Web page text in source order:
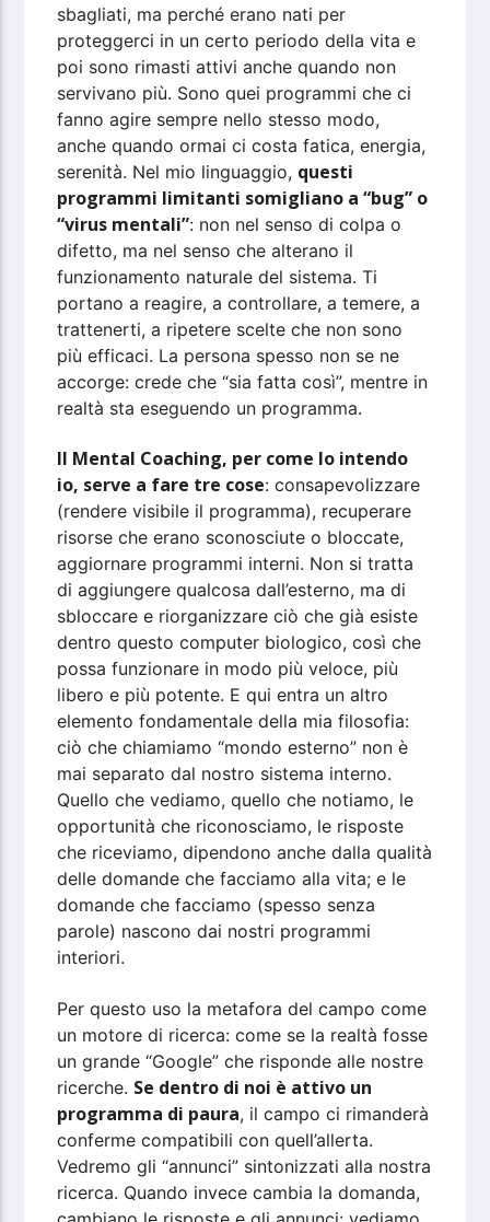
sbagliati, ma perché erano nati per
proteggerci in un certo periodo della vita e
poi sono rimasti attivi anche quando non
servivano più. Sono quei programmi che ci
fanno agire sempre nello stesso modo,
anche quando ormai ci costa fatica, energia,
serenità. Nel mio linguaggio, questi
programmi limitanti somigliano a “bug” o
“virus mentali”: non nel senso di colpa o
difetto, ma nel senso che alterano il
funzionamento naturale del sistema. Ti
portano a reagire, a controllare, a temere, a
trattenerti, a ripetere scelte che non sono
più efficaci. La persona spesso non se ne
accorge: crede che “sia fatta così”, mentre in
realtà sta eseguendo un programma.
Il Mental Coaching, per come lo intendo
io, serve a fare tre cose: consapevolizzare
(rendere visibile il programma), recuperare
risorse che erano sconosciute o bloccate,
aggiornare programmi interni. Non si tratta
di aggiungere qualcosa dall’esterno, ma di
sbloccare e riorganizzare ciò che già esiste
dentro questo computer biologico, così che
possa funzionare in modo più veloce, più
libero e più potente. E qui entra un altro
elemento fondamentale della mia filosofia:
ciò che chiamiamo “mondo esterno” non è
mai separato dal nostro sistema interno.
Quello che vediamo, quello che notiamo, le
opportunità che riconosciamo, le risposte
che riceviamo, dipendono anche dalla qualità
delle domande che facciamo alla vita; e le
domande che facciamo (spesso senza
parole) nascono dai nostri programmi
interiori.
Per questo uso la metafora del campo come
un motore di ricerca: come se la realtà fosse
un grande “Google” che risponde alle nostre
ricerche. Se dentro di noi è attivo un
programma di paura, il campo ci rimanderà
conferme compatibili con quell’allerta.
Vedremo gli “annunci” sintonizzati alla nostra
ricerca. Quando invece cambia la domanda,